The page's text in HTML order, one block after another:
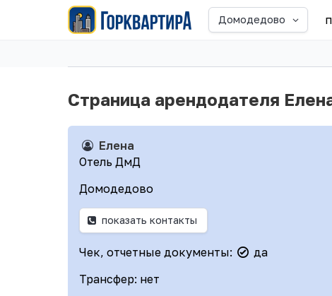
Домодедово
Страница арендодателя
Елена
Отель ДмД
Домодедово
показать контакты
Чек, отчетные документы:
да
Трансфер: нет